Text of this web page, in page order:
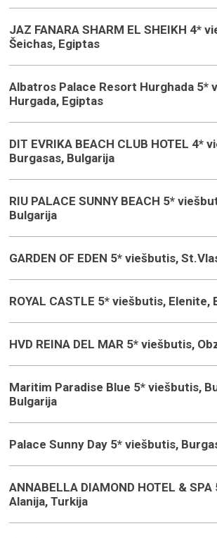
JAZ FANARA SHARM EL SHEIKH 4*
Šeichas, Egiptas
Albatros Palace Resort Hurghada 5*
Hurgada, Egiptas
DIT EVRIKA BEACH CLUB HOTEL 4*
Burgasas, Bulgarija
RIU PALACE SUNNY BEACH 5*
Bulgarija
GARDEN OF EDEN 5* viešbutis,
ROYAL CASTLE 5* viešbutis, Elenite,
HVD REINA DEL MAR 5* viešbutis,
Maritim Paradise Blue 5* viešbutis,
Bulgarija
Palace Sunny Day 5* viešbutis,
ANNABELLA DIAMOND HOTEL &
Alanija, Turkija